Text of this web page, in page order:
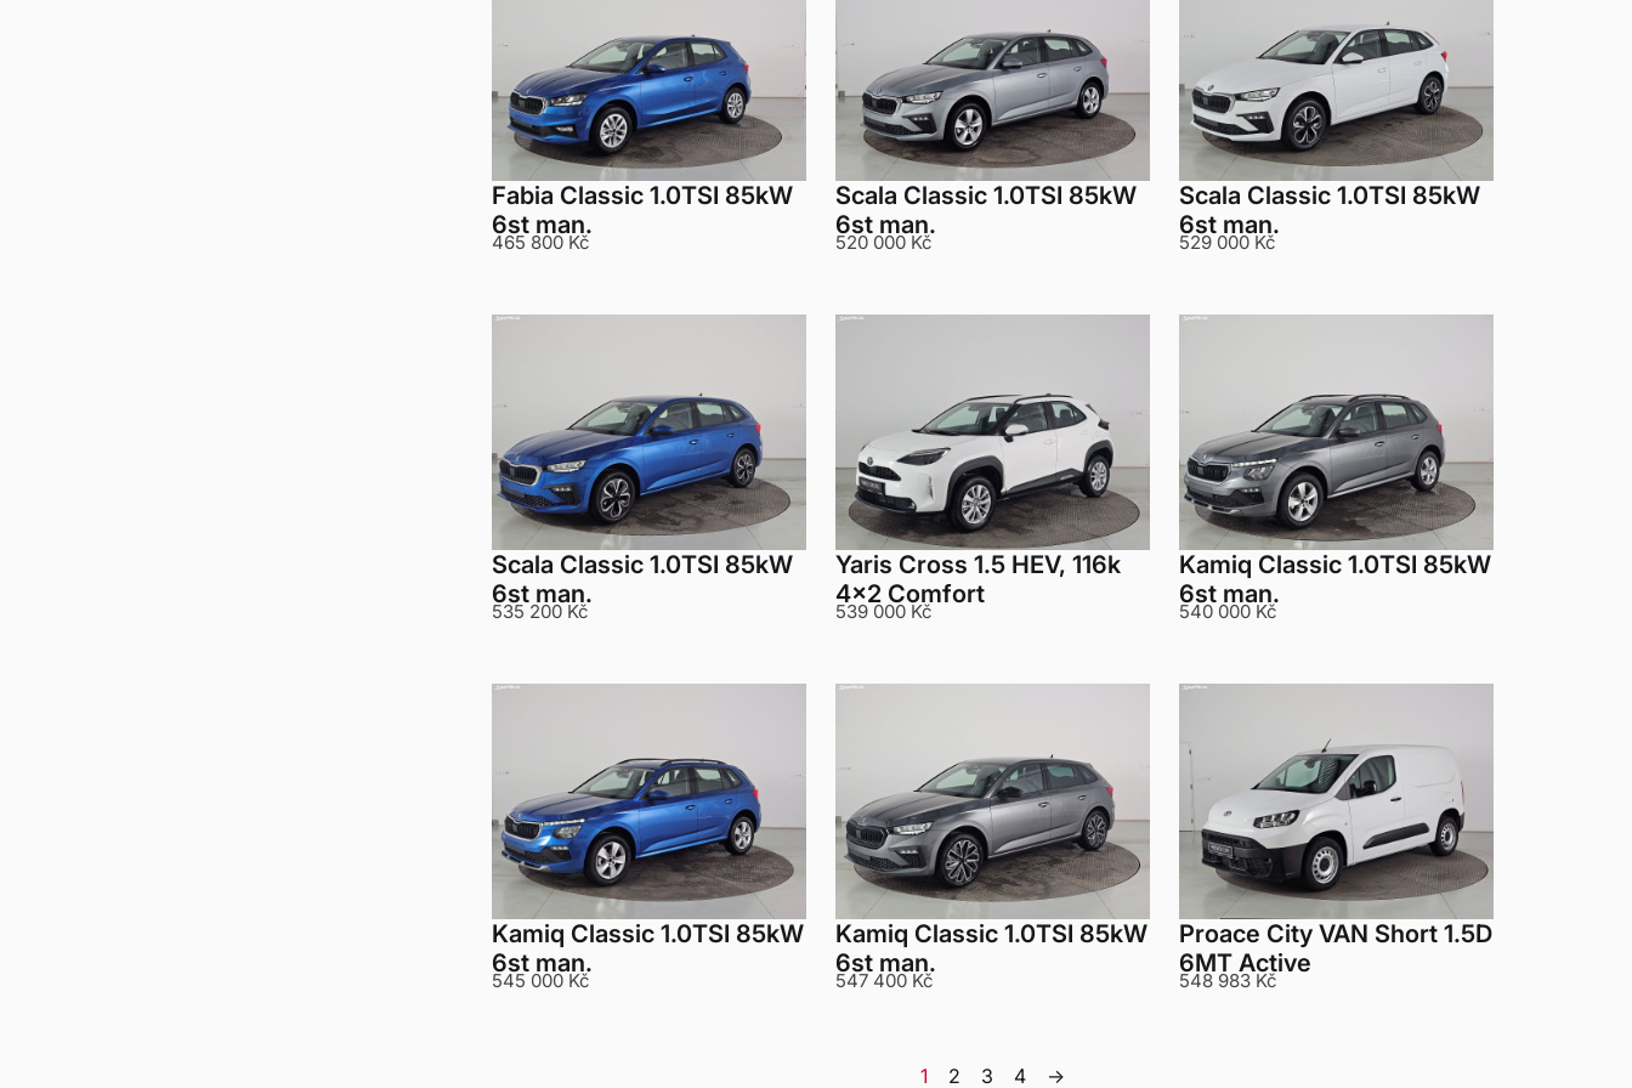
Fabia Classic 1.0TSI 85kW
6st man.
465 800 Kč
Scala Classic 1.0TSI 85kW
6st man.
520 000 Kč
Scala Classic 1.0TSI 85kW
6st man.
529 000 Kč
Scala Classic 1.0TSI 85kW
6st man.
535 200 Kč
Yaris Cross 1.5 HEV, 116k
4x2 Comfort
539 000 Kč
Kamiq Classic 1.0TSI 85kW
6st man.
540 000 Kč
Kamiq Classic 1.0TSI 85kW
6st man.
545 000 Kč
Kamiq Classic 1.0TSI 85kW
6st man.
547 400 Kč
Proace City VAN Short 1.5D
6MT Active
548 983 Kč
1 2 3 4 →